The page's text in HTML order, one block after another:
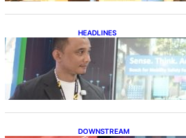
HEADLINES
Teknologi
Persaingan Industri
DOWNSTREAM